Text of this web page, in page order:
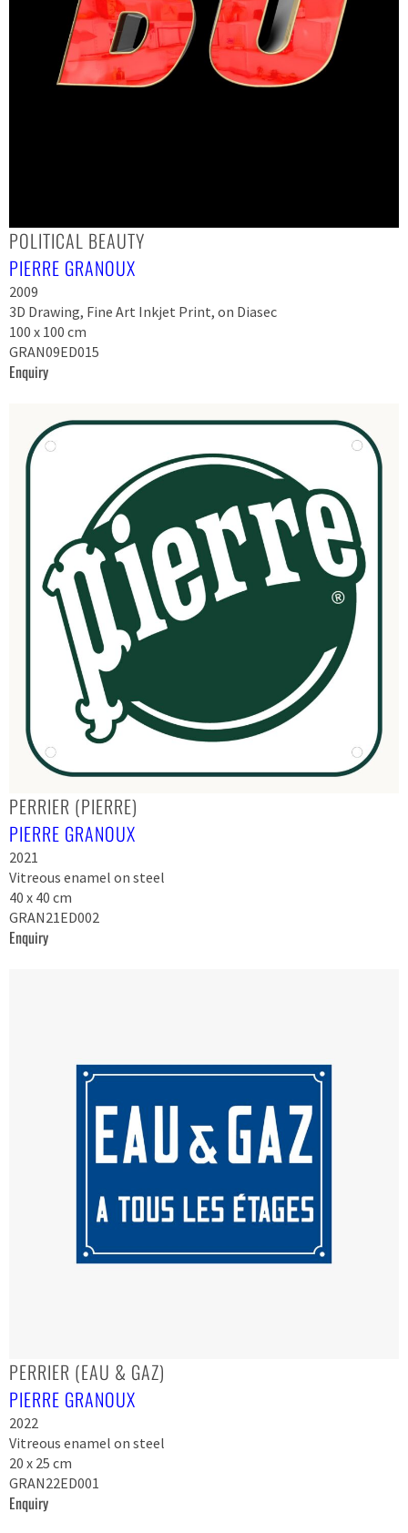
POLITICAL BEAUTY
PIERRE GRANOUX
2009
3D Drawing, Fine Art Inkjet Print, on Diasec
100 x 100 cm
GRAN09ED015
Enquiry
PERRIER (PIERRE)
PIERRE GRANOUX
2021
Vitreous enamel on steel
40 x 40 cm
GRAN21ED002
Enquiry
PERRIER (EAU & GAZ)
PIERRE GRANOUX
2022
Vitreous enamel on steel
20 x 25 cm
GRAN22ED001
Enquiry